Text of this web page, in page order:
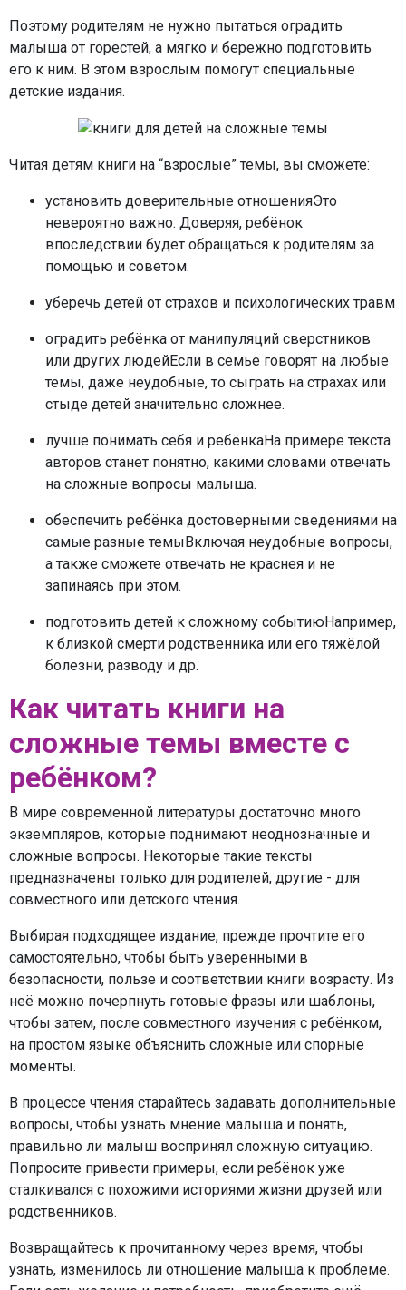
Поэтому родителям не нужно пытаться оградить
малыша от горестей, а мягко и бережно подготовить
его к ним. В этом взрослым помогут специальные
детские издания.
Читая детям книги на “взрослые” темы, вы сможете:
установить доверительные отношенияЭто
невероятно важно. Доверяя, ребёнок
впоследствии будет обращаться к родителям за
помощью и советом.
уберечь детей от страхов и психологических травм
оградить ребёнка от манипуляций сверстников
или других людейЕсли в семье говорят на любые
темы, даже неудобные, то сыграть на страхах или
стыде детей значительно сложнее.
лучше понимать себя и ребёнкаНа примере текста
авторов станет понятно, какими словами отвечать
на сложные вопросы малыша.
обеспечить ребёнка достоверными сведениями на
самые разные темыВключая неудобные вопросы,
а также сможете отвечать не краснея и не
запинаясь при этом.
подготовить детей к сложному событиюНапример,
к близкой смерти родственника или его тяжёлой
болезни, разводу и др.
Как читать книги на
сложные темы вместе с
ребёнком?
В мире современной литературы достаточно много
экземпляров, которые поднимают неоднозначные и
сложные вопросы. Некоторые такие тексты
предназначены только для родителей, другие - для
совместного или детского чтения.
Выбирая подходящее издание, прежде прочтите его
самостоятельно, чтобы быть уверенными в
безопасности, пользе и соответствии книги возрасту. Из
неё можно почерпнуть готовые фразы или шаблоны,
чтобы затем, после совместного изучения с ребёнком,
на простом языке объяснить сложные или спорные
моменты.
В процессе чтения старайтесь задавать дополнительные
вопросы, чтобы узнать мнение малыша и понять,
правильно ли малыш воспринял сложную ситуацию.
Попросите привести примеры, если ребёнок уже
сталкивался с похожими историями жизни друзей или
родственников.
Возвращайтесь к прочитанному через время, чтобы
узнать, изменилось ли отношение малыша к проблеме.